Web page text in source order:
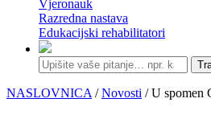
Vjeronauk
Razredna nastava
Edukacijski rehabilitatori
NASLOVNICA /Novosti / U spomen